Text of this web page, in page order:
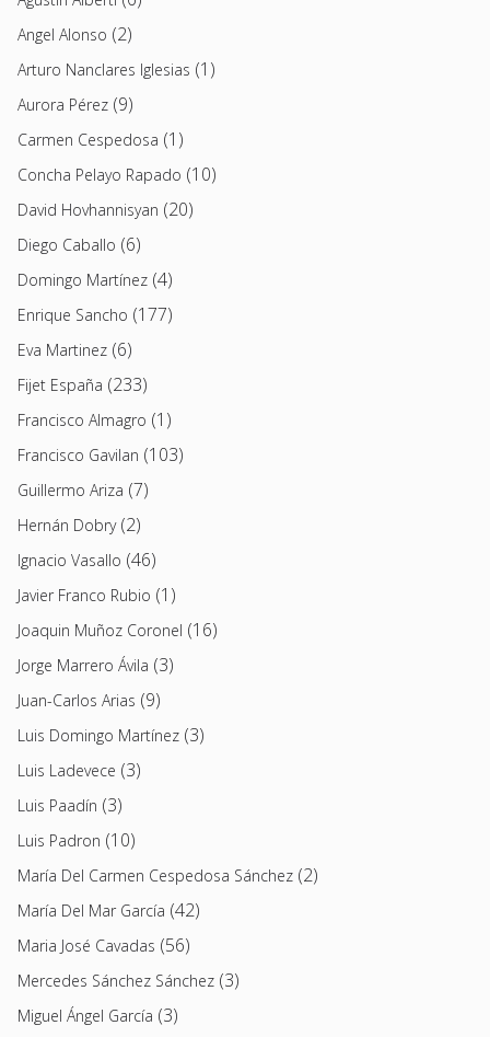
Angel Alonso (2)
Arturo Nanclares Iglesias (1)
Aurora Pérez (9)
Carmen Cespedosa (1)
Concha Pelayo Rapado (10)
David Hovhannisyan (20)
Diego Caballo (6)
Domingo Martínez (4)
Enrique Sancho (177)
Eva Martinez (6)
Fijet España (233)
Francisco Almagro (1)
Francisco Gavilan (103)
Guillermo Ariza (7)
Hernán Dobry(2)
Ignacio Vasallo (46)
Javier Franco Rubio (1)
Joaquin Muñoz Coronel (16)
Jorge Marrero Ávila (3)
Juan-Carlos Arias (9)
Luis Domingo Martínez (3)
Luis Ladevece (3)
Luis Paadín (3)
Luis Padron (10)
María Del Carmen Cespedosa Sánchez (2)
María Del Mar García (42)
Maria José Cavadas (56)
Mercedes Sánchez Sánchez (3)
Miguel Ángel García (3)